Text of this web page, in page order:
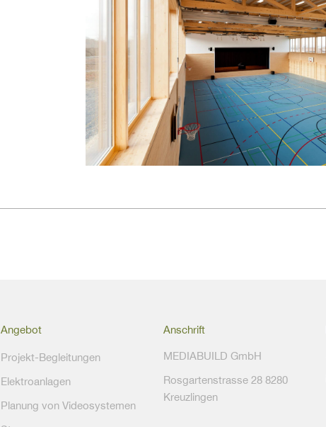
Angebot
Projekt-Begleitungen
Elektroanlagen
Planung von Videosystemen
Anschrift
MEDIABUILD GmbH
Rosgartenstrasse 28 8280
Kreuzlingen